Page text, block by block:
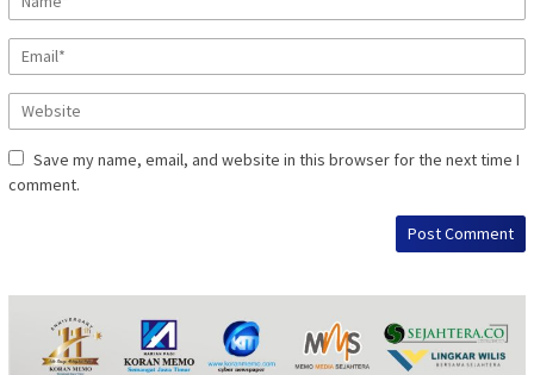
Save my name, email, and website in this browser for the next time I
comment.